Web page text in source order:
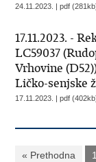
24.11.2023. | pdf
17.11.2023. -
LC59037
Vrhovine
Ličko-senjske
17.11.2023. | pdf
« Prethodna 1